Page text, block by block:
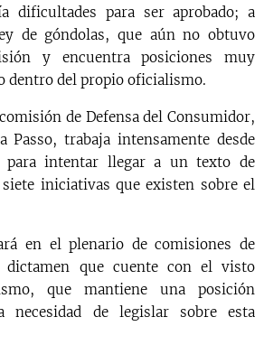
dificultades para ser aprobado; a
de góndolas, que aún no obtuvo
y encuentra posiciones muy
dentro del propio oficialismo.
de Defensa del Consumidor,
Passo, trabaja intensamente desde
para intentar llegar a un texto de
iniciativas que existen sobre el
en el plenario de comisiones de
dictamen que cuente con el visto
que mantiene una posición
necesidad de legislar sobre esta